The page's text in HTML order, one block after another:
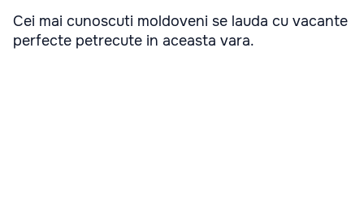
Cei mai cunoscuti moldoveni se lauda cu vacante
perfecte petrecute in aceasta vara.